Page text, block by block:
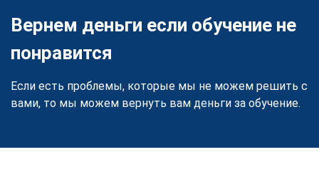
Вернем деньги если обучение не
понравится
Если есть проблемы, которые мы не можем решить с
вами, то мы можем вернуть вам деньги за обучение.